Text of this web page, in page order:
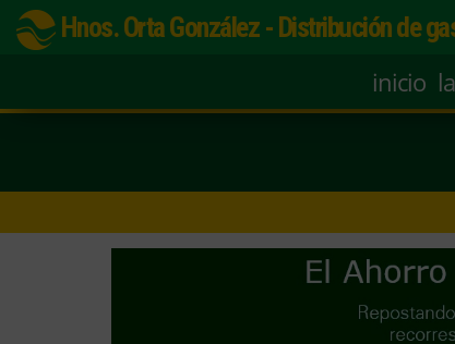
Hnos. Orta González - Distribución de
inicio